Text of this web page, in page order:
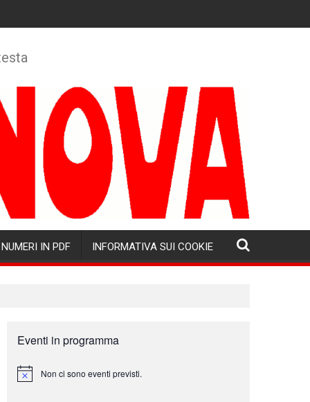
NUMERI IN PDF INFORMATIVA SUI COOKIE
Eventi in programma
N
Non ci sono eventi previsti.